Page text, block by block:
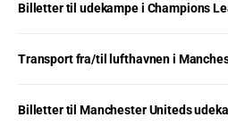
Billetter til udekampe i Champions
Transport fra/til lufthavnen i
Billetter til Manchester Uniteds